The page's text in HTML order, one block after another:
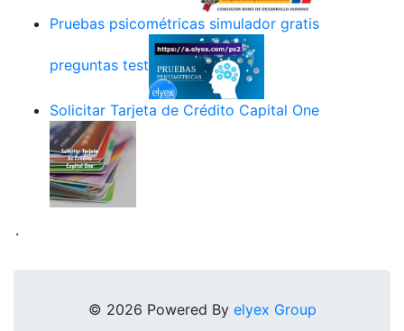
Pruebas psicométricas simulador gratis
preguntas test
Solicitar Tarjeta de Crédito Capital One
.
© 2026 Powered By elyex Group